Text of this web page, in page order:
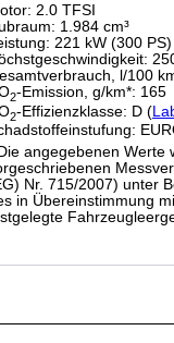
2.0 TFSI
1.984 cm³
221 kW (300 PS)
l/100
2-Emission, g/km*: 165
2-Effizienzklasse: D (
angegebenen Werte
Nr. 715/2007) unter
in Übereinstimmung